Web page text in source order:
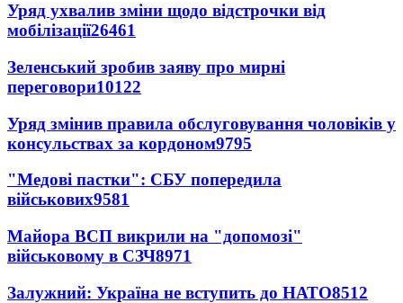
Уряд ухвалив зміни щодо відстрочки від
мобілізації26461
Зеленський зробив заяву про мирні
переговори10122
Уряд змінив правила обслуговування чоловіків у
консульствах за кордоном9795
"Медові пастки": СБУ попередила
військових9581
Майора ВСП викрили на "допомозі"
військовому в СЗЧ8971
Залужний: Україна не вступить до НАТО8512